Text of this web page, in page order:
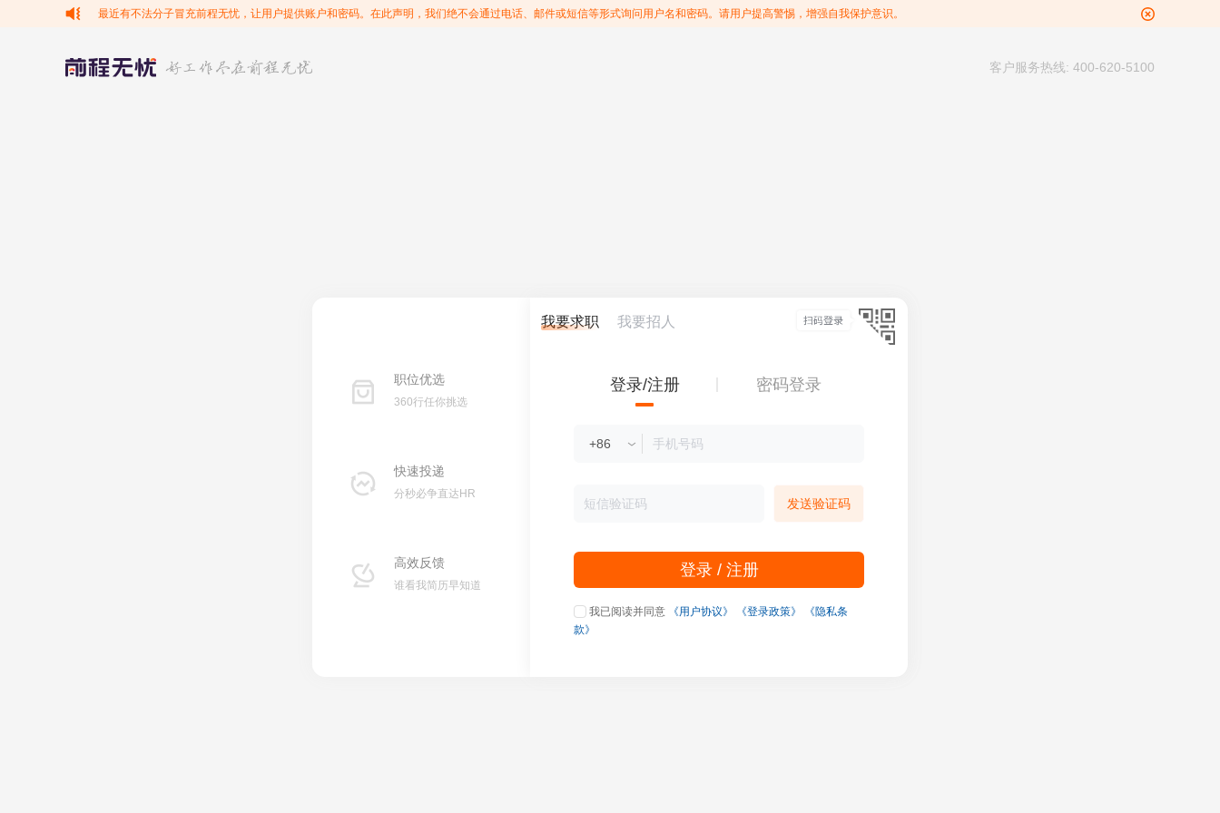
最近有不法分子冒充前程无忧，让用户提供账户和密码。在此声明，我们绝不会通过电话、邮件或短信等形式询问用户名和密码。请用户提高警惕，增强自我保护意识。
客户服务热线: 400-620-5100
职位优选
360行任你挑选
快速投递
分秒必争直达HR
高效反馈
谁看我简历早知道
我要求职 我要招人
登录/注册 密码登录
发送验证码
登录 / 注册
我已阅读并同意 《用户协议》 《登录政策》
《隐私条
款》